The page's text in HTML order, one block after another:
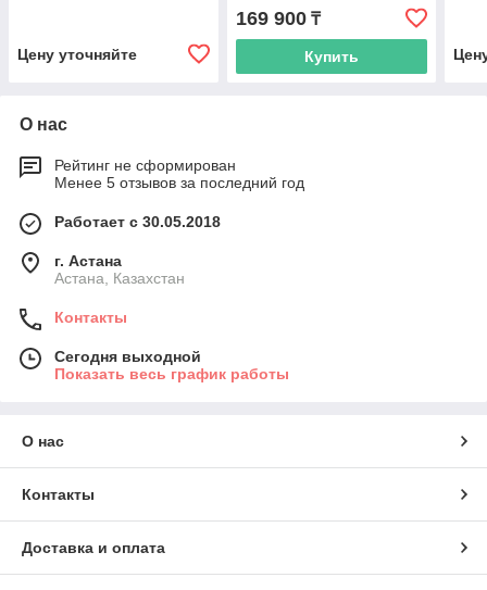
Цену уточняйте
169 900₸
Купить
О нас
Рейтинг не сформирован
Менее 5 отзывов за последний год
Работает с 30.05.2018
г. Астана
Астана, Казахстан
Контакты
Сегодня выходной
Показать весь график работы
О нас
Контакты
Доставка и оплата